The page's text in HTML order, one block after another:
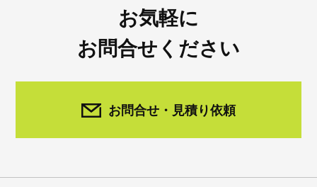
お気軽に
お問合せください
お問合せ・見積り依頼